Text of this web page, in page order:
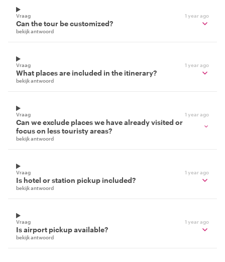
Vraag 1 year ago
Can the tour be customized?
bekijk antwoord
Vraag 1 year ago
What places are included in the itinerary?
bekijk antwoord
Vraag 1 year ago
Can we exclude places we have already visited or
focus on less touristy areas?
bekijk antwoord
Vraag 1 year ago
Is hotel or station pickup included?
bekijk antwoord
Vraag 1 year ago
Is airport pickup available?
bekijk antwoord